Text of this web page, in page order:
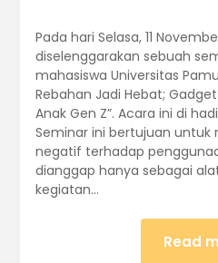
Pada hari Selasa, 11
diselenggarakan sebuah
mahasiswa Universitas
Rebahan Jadi Hebat;
Anak Gen Z”. Acara ini di
Seminar ini bertujuan
negatif terhadap
dianggap hanya sebagai
kegiatan…
Read